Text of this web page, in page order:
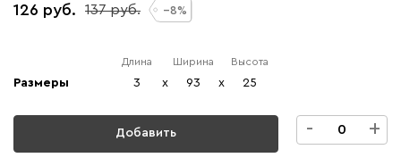
126 137 8
Размеры
Длина
3 x
Ширина
93 x
Высота
25
Добавить - +